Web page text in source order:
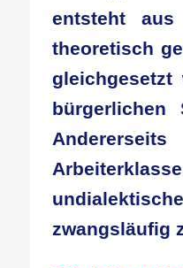
entsteht
theoretisch
bürgerlichen
zwangsläufig